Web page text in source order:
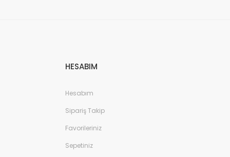
HESABIM
Hesabım
Sipariş Takip
Favorileriniz
Sepetiniz